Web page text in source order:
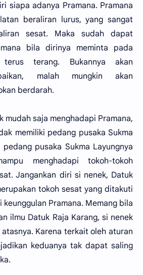
siapa adanya Pramana. Pramana
beraliran lurus, yang sangat
sesat. Maka sudah dapat
bila dirinya meminta pada
terus terang. Bukannya akan
malah mungkin akan
berdarah.
mudah saja menghadapi Pramana,
memiliki pedang pusaka Sukma
pedang pusaka Sukma Layungnya
menghadapi tokoh-tokoh
Jangankan diri si nenek, Datuk
tokoh sesat yang ditakuti
keunggulan Pramana. Memang bila
ilmu Datuk Raja Karang, si nenek
Karena terkait oleh aturan
keduanya tak dapat saling